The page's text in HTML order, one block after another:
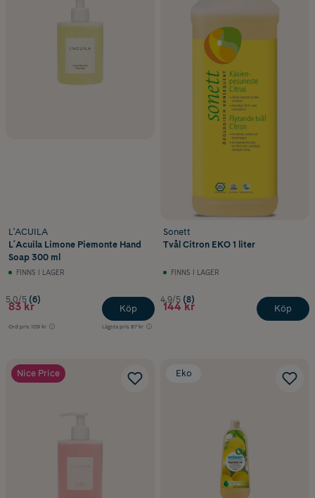
L'ACUILA
L´Acuila Limone Piemonte Hand
Soap 300 ml
FINNS I LAGER
5.0/5 (6)
83 kr
Ord.pris 109 kr Lägsta pris 87 kr
Köp
Sonett
Tvål Citron EKO 1 liter
FINNS I LAGER
4.9/5 (8)
144 kr Köp
Nice Price Eko